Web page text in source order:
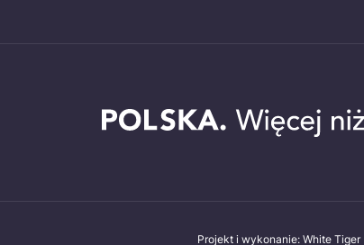
Projekt i wykonanie: White Tiger